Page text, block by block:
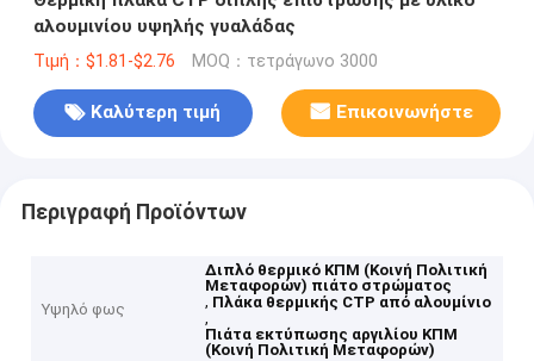
αλουμινίου υψηλής γυαλάδας
Τιμή：$1.81-$2.76 MOQ：τετράγωνο 3000
Καλύτερη τιμή Επικοινωνήστε
Περιγραφή Προϊόντων
Υψηλό φως
Διπλό θερμικό ΚΠΜ (Κοινή Πολιτική
Μεταφορών) πιάτο στρώματος
, Πλάκα θερμικής CTP από αλουμίνιο
,
Πιάτα εκτύπωσης αργιλίου ΚΠΜ
(Κοινή Πολιτική Μεταφορών)